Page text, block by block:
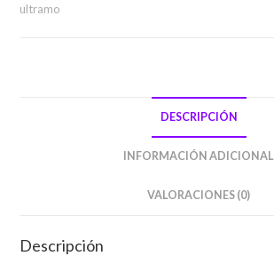
ultramo
DESCRIPCIÓN
INFORMACIÓN ADICIONAL
VALORACIONES (0)
Descripción